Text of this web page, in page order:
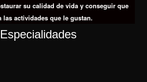
su calidad de vida y conseguir que
las actividades que le gustan.
Especialidades